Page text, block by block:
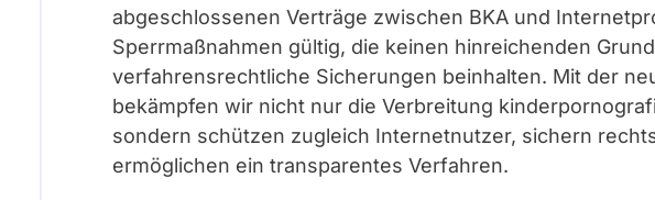
abgeschlossenen Verträge zwischen BKA und
Sperrmaßnahmen gültig, die keinen hinreichenden
verfahrensrechtliche Sicherungen beinhalten. Mit der
bekämpfen wir nicht nur die Verbreitung
sondern schützen zugleich Internetnutzer, sichern
ermöglichen ein transparentes Verfahren.